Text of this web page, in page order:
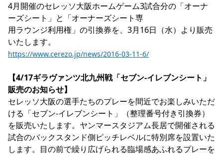
アウェイツアー
アウェイツアー
よくある質問
スポーツクラブ
スポーツクラブ
関連団体/施設
セレッソ大阪アカデミー 子供のサッカースクール
大人のサッカースクール
4月開催のセレッソ大阪ホームゲーム3試合分の「オーナ
ーズシート」と「オーナーズシート専
用ラウンジ利用権」の引換券を、3月16日（水）より販売
https://www.cerezo.jp/news/2016-03-11-6/
【4/17ギラヴァンツ北九州戦「セブン-イレブンシート」
販売のお知らせ】
セレッソ大阪の選手たちのプレーを間近でお楽しみいただ
ける「セブン-イレブンシート」（整理番号付き引換券）
を販売いたします。ヤンマースタジアム長居で開催される
試合のバックスタンド側ピッチレベルに特別席を設置いた
します。目の前で繰り広げられる臨場感あふれるプレーを